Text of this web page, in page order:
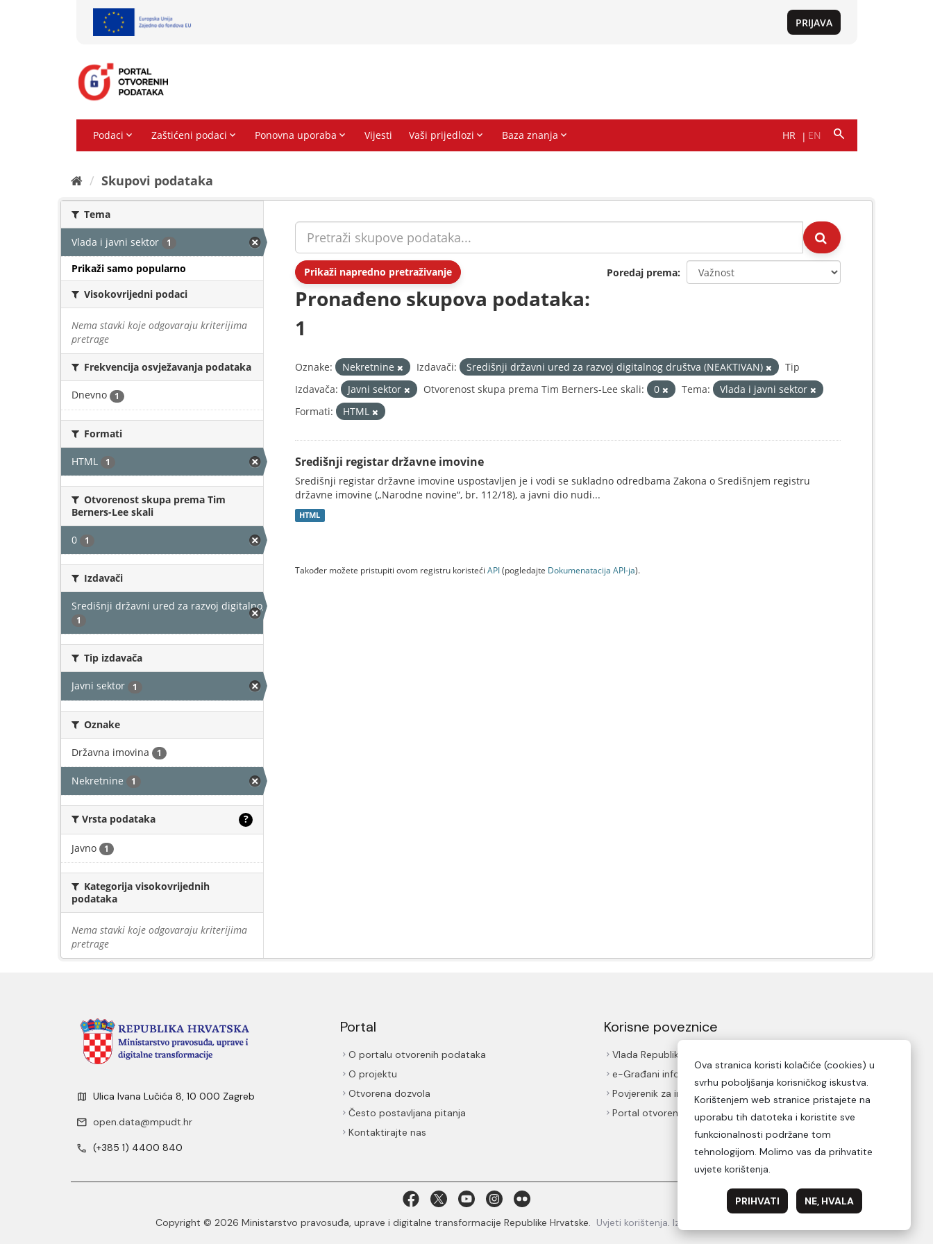
Skupovi podаtаkа
Tema
Vlada i javni sektor 1
Prikaži samo popularno
Visokovrijedni podaci
Nema stavki koje odgovaraju kriterijima
pretrage
Frekvencija osvježavanja podataka
Dnevno 1
Formati
HTML 1
Otvorenost skupa prema Tim
Berners-Lee skali
0 1
Izdavači
Središnji državni ured za razvoj digitalnog društva (NEAKTIVAN)
1
Tip izdavača
Javni sektor 1
Oznake
Državna imovina 1
Nekretnine 1
Vrsta podataka ?
Javno 1
Kategorija visokovrijednih
podataka
Nema stavki koje odgovaraju kriterijima
pretrage
Prikaži napredno pretraživanje Poredaj prema
Pronađeno skupova podataka:
1
Oznake: Nekretnine Izdavači: Središnji državni ured za razvoj digitalnog društva (NEAKTIVAN)
Tip
Izdavača:
Javni sektor Otvorenost skupa prema Tim Berners-Lee skali: 0 Tema:
Vlada i javni sektor
Formati:
HTML
Središnji registar državne imovine
Središnji registar državne imovine uspostavljen je i vodi se sukladno odredbama Zakona o Središnjem registru
državne imovine („Narodne novine“, br. 112/18), a javni dio nudi...
HTML
Također možete pristupiti ovom registru koristeći API(pogledajte Dokumenаtаcijа API-jа).